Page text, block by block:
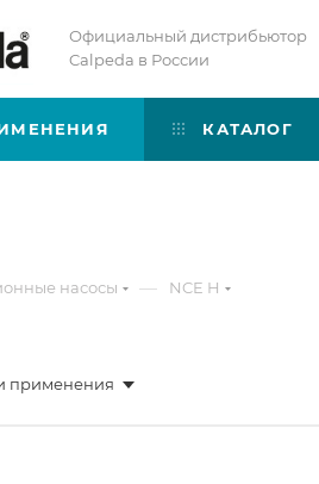
Официальный дистрибьютор
Calpeda в России
КАТАЛОГ
насосы — NCE H
применения